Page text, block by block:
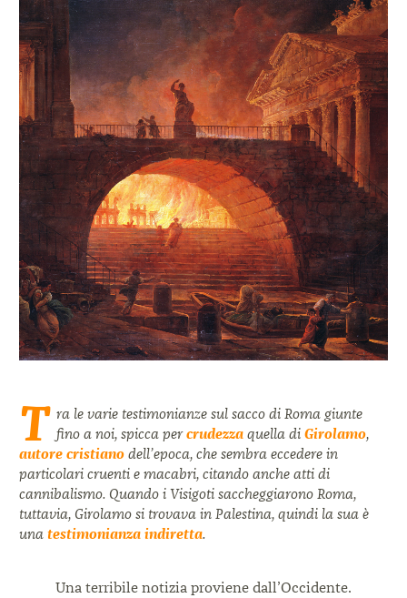
T ra le varie testimonianze sul sacco di Roma giunte
fino a noi, spicca percrudezza quella diGirolamo,
autore cristiano dell’epoca, che sembra eccedere in
particolari cruenti e macabri, citando anche atti di
cannibalismo. Quando i Visigoti saccheggiarono Roma,
tuttavia, Girolamo si trovava in Palestina, quindi la sua è
una testimonianza indiretta.
Una terribile notizia proviene dall’Occidente.